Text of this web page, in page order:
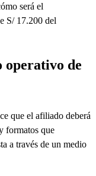
será el
S/ 17.200 del
operativo de
que el afiliado deberá
formatos que
a través de un medio